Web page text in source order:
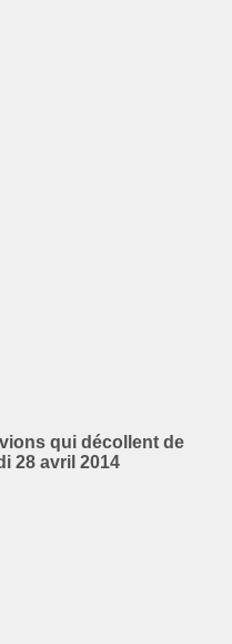
qui décollent de
28 avril 2014